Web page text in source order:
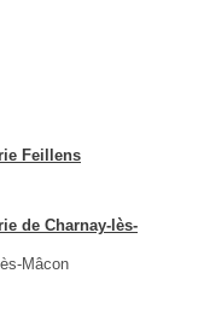
Feillens
de Charnay-lès-
Mâcon